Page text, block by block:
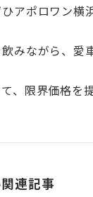
アポロワン横
みながら、愛
、限界価格を
連記事